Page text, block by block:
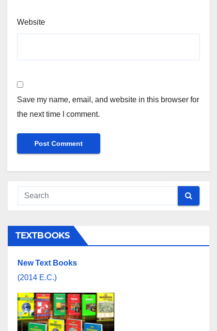
Website
Save my name, email, and website in this browser for
the next time I comment.
TEXTBOOKS
New Text Books
(2014 E.C.)